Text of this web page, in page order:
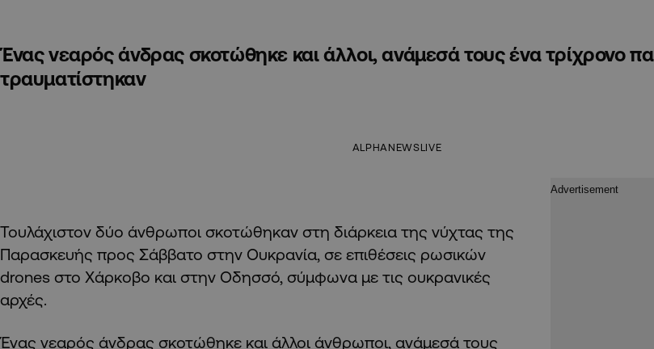
Ένας νεαρός άνδρας σκοτώθηκε και άλλοι, ανάμεσά τους ένα τρίχρονο
τραυματίστηκαν
ALPHANEWSLIVE
Τουλάχιστον δύο άνθρωποι σκοτώθηκαν στη διάρκεια της νύχτας της
Παρασκευής προς Σάββατο στην Ουκρανία, σε επιθέσεις ρωσικών
drones στο Χάρκοβο και στην Οδησσό, σύμφωνα με τις ουκρανικές
αρχές.
Ένας νεαρός άνδρας σκοτώθηκε και άλλοι άνθρωποι, ανάμεσά τους